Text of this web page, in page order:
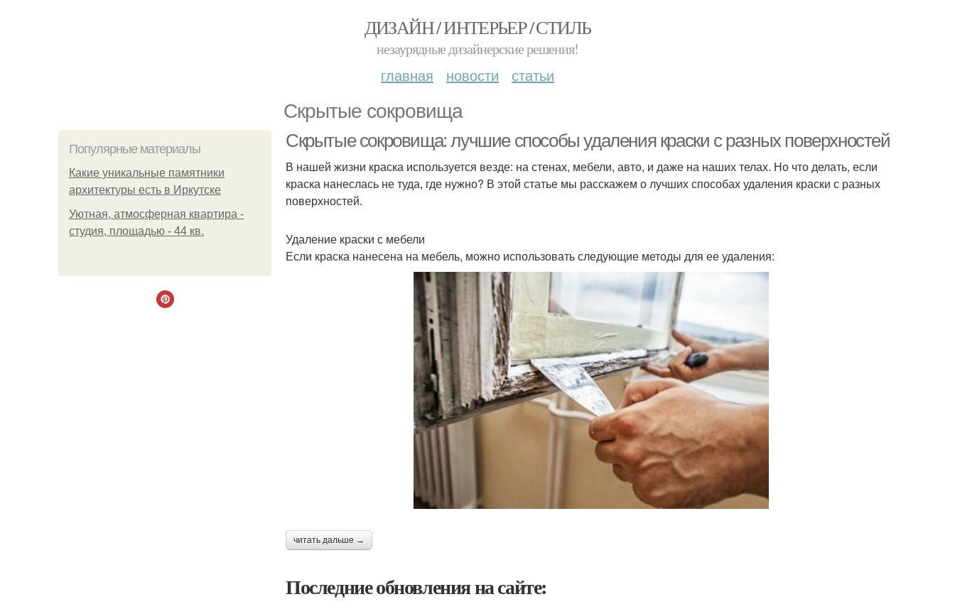
ДИЗАЙН / ИНТЕРЬЕР / СТИЛЬ
незаурядные дизайнерские решения!
главная новости статьи
Скрытые сокровища
Популярные материалы
Какие уникальные памятники
архитектуры есть в Иркутске
Уютная, атмосферная квартира -
студия, площадью - 44 кв.
Скрытые сокровища: лучшие способы удаления краски с разных поверхностей
В нашей жизни краска используется везде: на стенах, мебели, авто, и даже на наших телах. Но что делать, если
краска нанеслась не туда, где нужно? В этой статье мы расскажем о лучших способах удаления краски с разных
поверхностей.
Удаление краски с мебели
Если краска нанесена на мебель, можно использовать следующие методы для ее удаления:
читать дальше →
Последние обновления на сайте: